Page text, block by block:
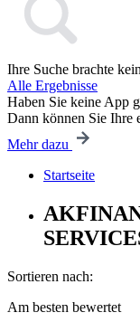
Ihre Suche brachte
Alle Ergebnisse
Haben Sie keine App
Dann können Sie Ihre
Mehr dazu
Startseite
Sortieren nach:
Am besten bewertet